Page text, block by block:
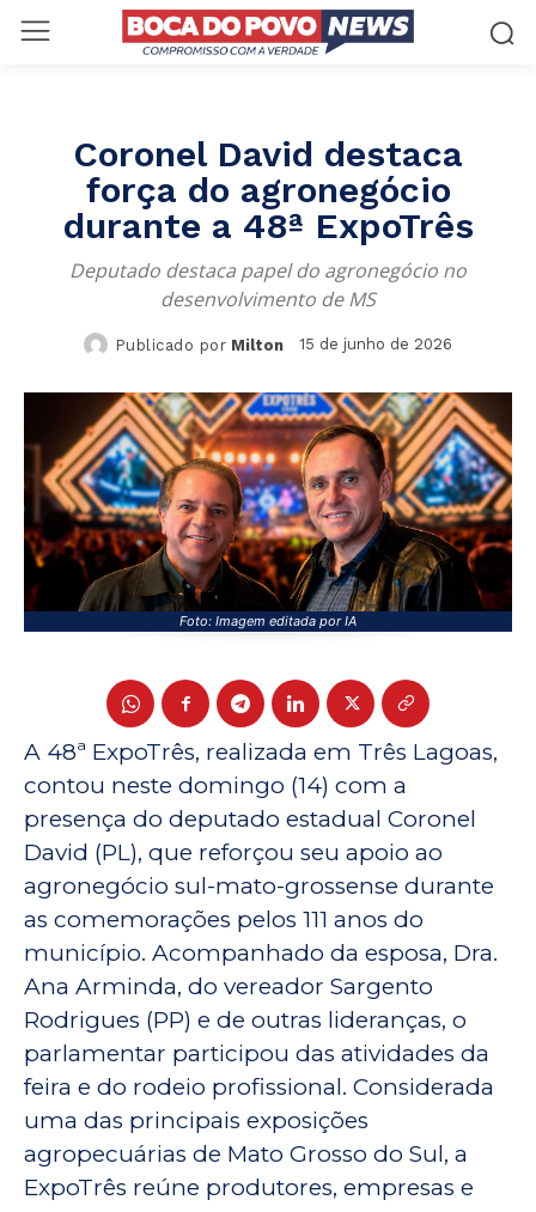
Coronel David destaca
força do agronegócio
durante a 48ª ExpoTrês
Deputado destaca papel do agronegócio no
desenvolvimento de MS
Publicado por Milton 15 de junho de 2026
Foto: Imagem editada por IA
A 48ª ExpoTrês, realizada em Três Lagoas,
contou neste domingo (14) com a
presença do deputado estadual Coronel
David (PL), que reforçou seu apoio ao
agronegócio sul-mato-grossense durante
as comemorações pelos 111 anos do
município. Acompanhado da esposa, Dra.
Ana Arminda, do vereador Sargento
Rodrigues (PP) e de outras lideranças, o
parlamentar participou das atividades da
feira e do rodeio profissional. Considerada
uma das principais exposições
agropecuárias de Mato Grosso do Sul, a
ExpoTrês reúne produtores, empresas e